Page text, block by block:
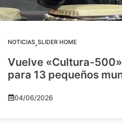
NOTICIAS,SLIDER HOME
Vuelve «Cultura-
para 13 pequeños
04/06/2026